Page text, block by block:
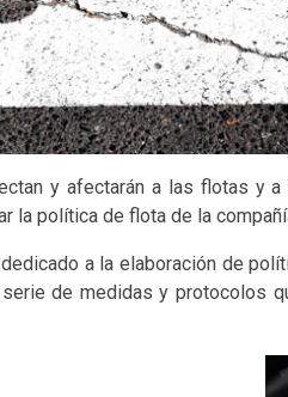
y afectarán a las flotas y
la política de flota de la
a la elaboración de
de medidas y protocolos